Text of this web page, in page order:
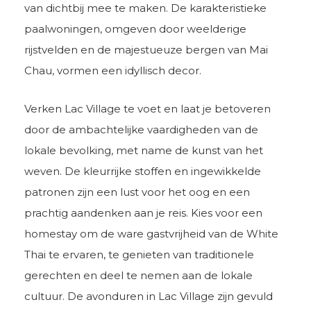
van dichtbij mee te maken. De karakteristieke
paalwoningen, omgeven door weelderige
rijstvelden en de majestueuze bergen van Mai
Chau, vormen een idyllisch decor.
Verken Lac Village te voet en laat je betoveren
door de ambachtelijke vaardigheden van de
lokale bevolking, met name de kunst van het
weven. De kleurrijke stoffen en ingewikkelde
patronen zijn een lust voor het oog en een
prachtig aandenken aan je reis. Kies voor een
homestay om de ware gastvrijheid van de White
Thai te ervaren, te genieten van traditionele
gerechten en deel te nemen aan de lokale
cultuur. De avonduren in Lac Village zijn gevuld